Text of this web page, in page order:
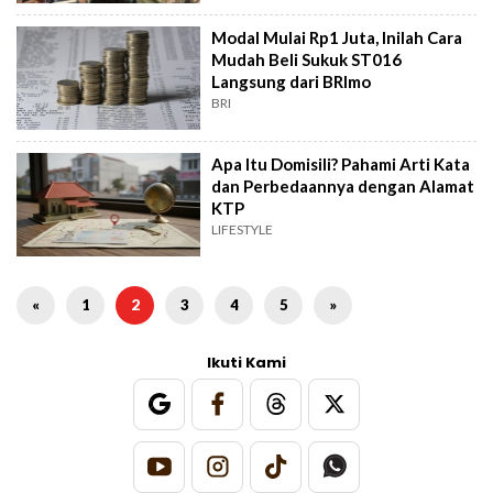
Modal Mulai Rp1 Juta, Inilah Cara
Mudah Beli Sukuk ST016
Langsung dari BRImo
BRI
Apa Itu Domisili? Pahami Arti Kata
dan Perbedaannya dengan Alamat
KTP
LIFESTYLE
« 1 2 3 4 5 »
Ikuti Kami